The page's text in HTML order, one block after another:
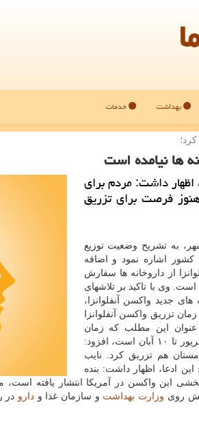
بهداشت خدمات
ها نیامده است
اظهار داشت: مردم برای
هنوز فرصت برای تزریق
به تشریح وضعیت توزیع
کشور اشاره نمود و اضافه
از داروخانه ها سفارش
است. وی با تاکید بر تلاشهای
جدید واکسن آنفلوانزا،
تزریق واکسن آنفلوانزا
این مطلب که زمان
مناسب تزریق واکسن آنفلوانزا از ۱۰ شهریور تا ۱۰ آبان است، افزود:
هم تزریق کرد. نایب
این ادعا، اظهار داشت: بنده
این واکسن در آمریکا انتشار یافته
روی وزارت بهداشت و سازمان غذا ودارو در